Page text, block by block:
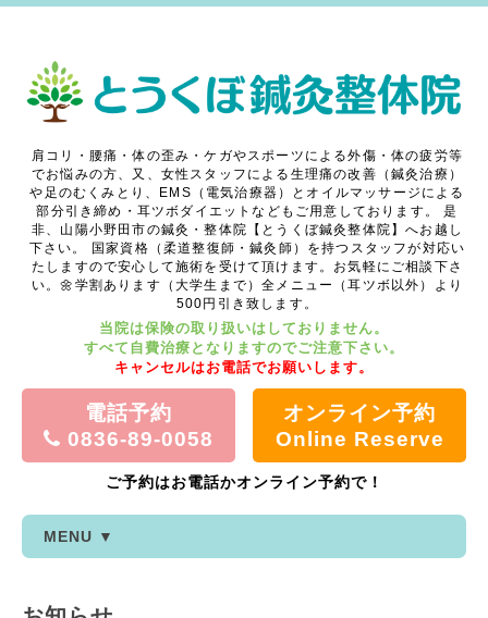
肩コリ・腰痛・体の歪み・ケガやスポーツによる外傷・体の疲労等
でお悩みの方、又、女性スタッフによる生理痛の改善（鍼灸治療）
や足のむくみとり、EMS（電気治療器）とオイルマッサージによる
部分引き締め・耳ツボダイエットなどもご用意しております。
是
非、山陽小野田市の鍼灸・整体院【とうくぼ鍼灸整体院】へお越し
下さい。
国家資格（柔道整復師・鍼灸師）を持つスタッフが対応い
たしますので安心して施術を受けて頂けます。お気軽にご相談下さ
い。🌼学割あります（大学生まで）全メニュー（耳ツボ以外）より
500円引き致します。
当院は保険の取り扱いはしておりません。
すべて自費治療となりますのでご注意下さい。
キャンセルはお電話でお願いします。
電話予約
0836-89-0058
オンライン予約
Online Reserve
ご予約はお電話かオンライン予約で！
MENU ▼